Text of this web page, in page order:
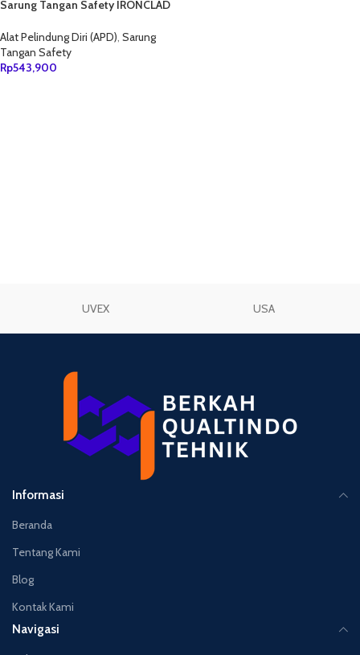
Sarung Tangan Safety IRONCLAD
Alat Pelindung Diri (APD) Sarung
Tangan Safety
Rp543,900
UVEX USA
Informasi
Beranda
Tentang Kami
Blog
Kontak Kami
Navigasi